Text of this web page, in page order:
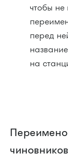
чтобы
перед
на